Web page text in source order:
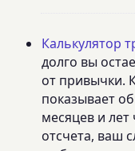
Калькулятор
долго вы
от привычки.
показывает
месяцев и
отсчета, ваш